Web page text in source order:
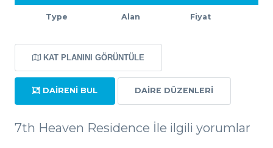
Type Alan Fiyat
KAT PLANINI GÖRÜNTÜLE
DAIRENI BUL DAIRE DÜZENLERI
7th Heaven Residence İle ilgili yorumlar